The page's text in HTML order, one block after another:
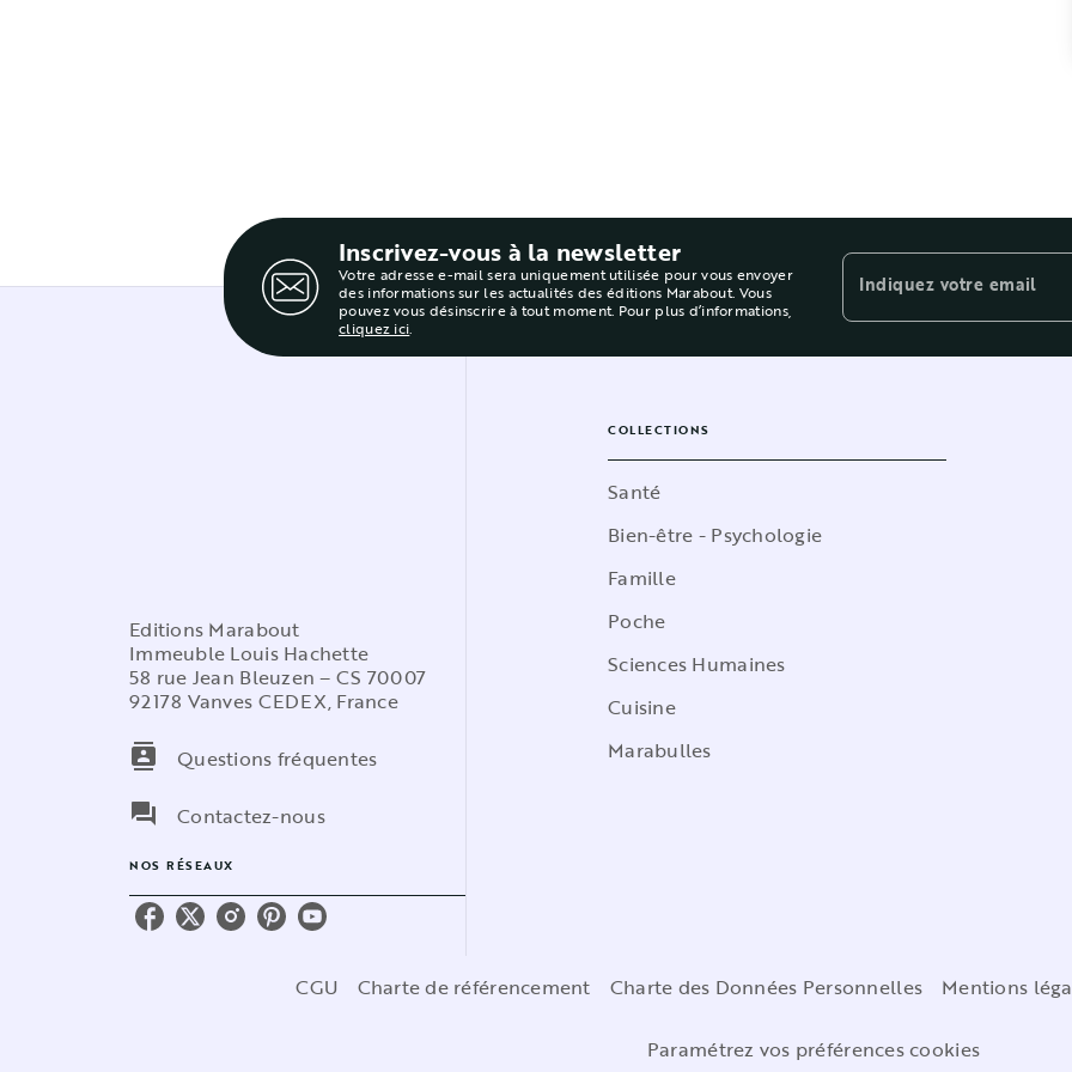
Inscrivez-vous à la newsletter
Votre adresse e-mail sera uniquement utilisée pour vous envoyer
des informations sur les actualités des éditions Marabout. Vous
pouvez vous désinscrire à tout moment. Pour plus d’informations,
cliquez ici.
Indiquez votre email
Editions Marabout
Immeuble Louis Hachette
58 rue Jean Bleuzen – CS 70007
92178 Vanves CEDEX, France
contacts
Questions fréquentes
question_answer
Contactez-nous
NOS RÉSEAUX
COLLECTIONS
Santé
Bien-être - Psychologie
Famille
Poche
Sciences Humaines
Cuisine
Marabulles
CGU Charte de référencement Charte des Données Personnelles Mentions
Paramétrez vos préférences cookies